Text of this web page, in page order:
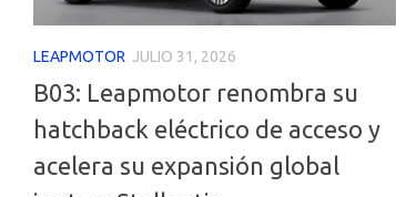
LEAPMOTOR JULIO 31, 2026
B03: Leapmotor renombra su
hatchback eléctrico de acceso y
acelera su expansión global